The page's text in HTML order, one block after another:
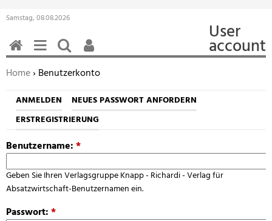
Samstag, 08.08.2026
User
account
Sie befinden sich hier:
Home› Benutzerkonto
ANMELDEN
NEUES PASSWORT ANFORDERN
ERSTREGISTRIERUNG
Benutzername:*
Geben Sie Ihren Verlagsgruppe Knapp - Richardi - Verlag für
Absatzwirtschaft-Benutzernamen ein.
Passwort:*
HOMEMENÜSUCHEN
BENUTZERFUNKTIONEN